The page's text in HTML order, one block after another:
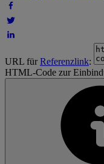
URL fürReferenzlink:
HTML-Code zur